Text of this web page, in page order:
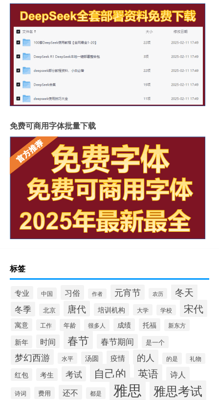
免费可商用字体批量下载
标签
专业 中国 习俗 作者 元宵节 农历 冬天
冬季 北京 唐代 培训机构 大学 学校 宋代
寓意 工作 年龄 很多人 成绩 托福 新东方
新年 时间 春节 春节期间 是一个
梦幻西游 水平 汤圆 疫情 的人 的是 礼物
红包 考生 考试 自己的 英语 诗人
诗词 费用 还不 都是 雅思 雅思考试